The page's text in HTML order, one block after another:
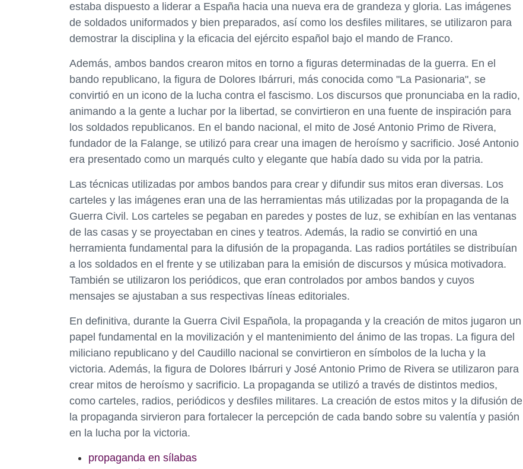
estaba dispuesto a liderar a España hacia una nueva era de grandeza y gloria. Las imágenes
de soldados uniformados y bien preparados, así como los desfiles militares, se utilizaron para
demostrar la disciplina y la eficacia del ejército español bajo el mando de Franco.
Además, ambos bandos crearon mitos en torno a figuras determinadas de la guerra. En el
bando republicano, la figura de Dolores Ibárruri, más conocida como "La Pasionaria", se
convirtió en un icono de la lucha contra el fascismo. Los discursos que pronunciaba en la radio,
animando a la gente a luchar por la libertad, se convirtieron en una fuente de inspiración para
los soldados republicanos. En el bando nacional, el mito de José Antonio Primo de Rivera,
fundador de la Falange, se utilizó para crear una imagen de heroísmo y sacrificio. José Antonio
era presentado como un marqués culto y elegante que había dado su vida por la patria.
Las técnicas utilizadas por ambos bandos para crear y difundir sus mitos eran diversas. Los
carteles y las imágenes eran una de las herramientas más utilizadas por la propaganda de la
Guerra Civil. Los carteles se pegaban en paredes y postes de luz, se exhibían en las ventanas
de las casas y se proyectaban en cines y teatros. Además, la radio se convirtió en una
herramienta fundamental para la difusión de la propaganda. Las radios portátiles se distribuían
a los soldados en el frente y se utilizaban para la emisión de discursos y música motivadora.
También se utilizaron los periódicos, que eran controlados por ambos bandos y cuyos
mensajes se ajustaban a sus respectivas líneas editoriales.
En definitiva, durante la Guerra Civil Española, la propaganda y la creación de mitos jugaron un
papel fundamental en la movilización y el mantenimiento del ánimo de las tropas. La figura del
miliciano republicano y del Caudillo nacional se convirtieron en símbolos de la lucha y la
victoria. Además, la figura de Dolores Ibárruri y José Antonio Primo de Rivera se utilizaron para
crear mitos de heroísmo y sacrificio. La propaganda se utilizó a través de distintos medios,
como carteles, radios, periódicos y desfiles militares. La creación de estos mitos y la difusión de
la propaganda sirvieron para fortalecer la percepción de cada bando sobre su valentía y pasión
en la lucha por la victoria.
propaganda en sílabas